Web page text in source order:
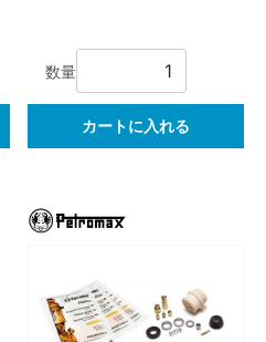
数量
カートに入れる